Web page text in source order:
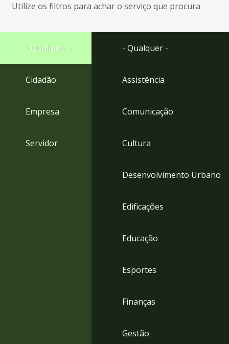
busca
Ir
rodapé
Utilize os filtros para achar o serviço que procura
- Qualquer -
Cidadão
Empresa
Servidor
- Qualquer -
Assistência
Comunicação
Cultura
Desenvolvimento Urbano
Edificações
Educação
Esportes
Finanças
Gestão